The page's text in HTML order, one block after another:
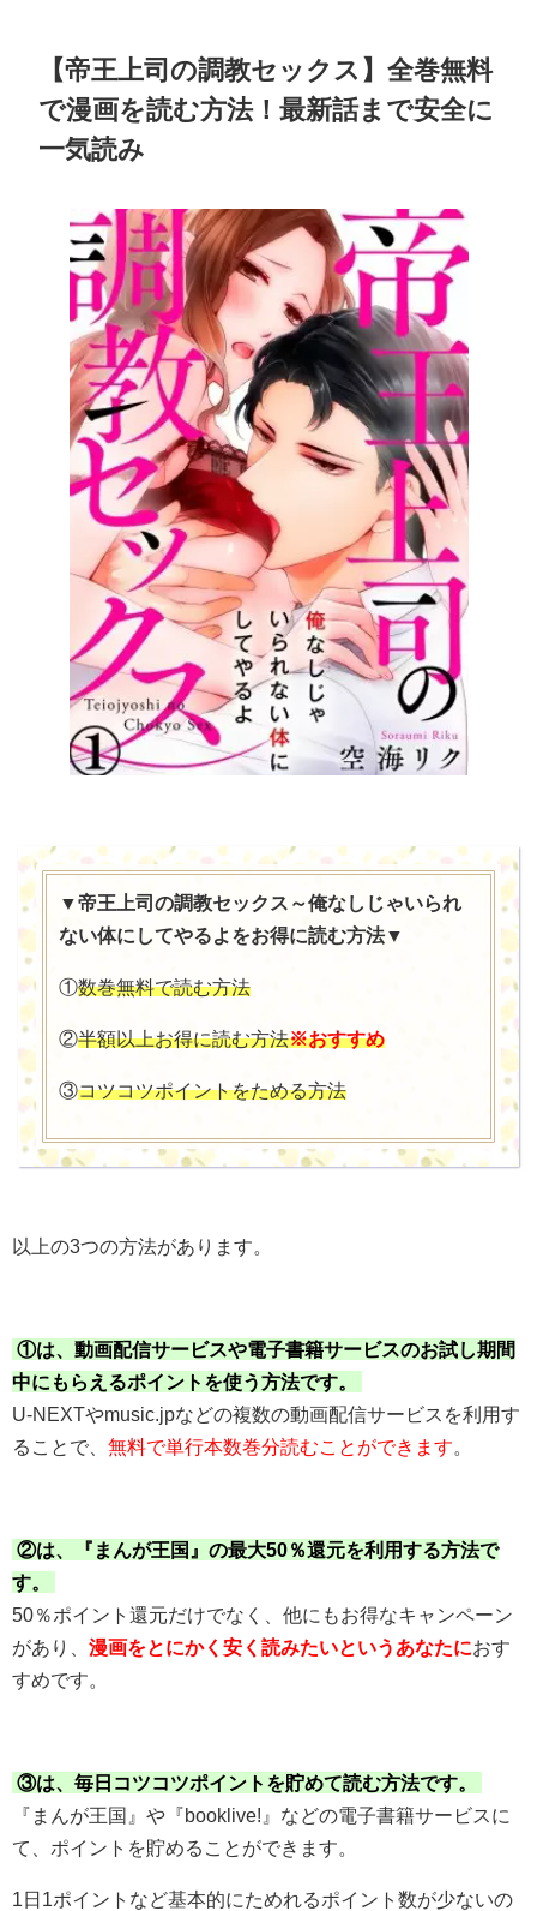
【帝王上司の調教セックス】全巻無料
で漫画を読む方法！最新話まで安全に
一気読み
▼帝王上司の調教セックス～俺なしじゃいられ
ない体にしてやるよをお得に読む方法▼
①数巻無料で読む方法
②半額以上お得に読む方法※おすすめ
③コツコツポイントをためる方法
以上の3つの方法があります。
①は、動画配信サービスや電子書籍サービスのお試し期間
中にもらえるポイントを使う方法です。
U-NEXTやmusic.jpなどの複数の動画配信サービスを利用す
ることで、 無料で単行本数巻分読むことができます。
②は、『まんが王国』の最大50％還元を利用する方法で
す。
50％ポイント還元だけでなく、他にもお得なキャンペーン
があり、 漫画をとにかく安く読みたいというあなたにおす
すめです。
③は、毎日コツコツポイントを貯めて読む方法です。
『まんが王国』や『booklive!』などの電子書籍サービスに
て、ポイントを貯めることができます。
1日1ポイントなど基本的にためれるポイント数が少ないの